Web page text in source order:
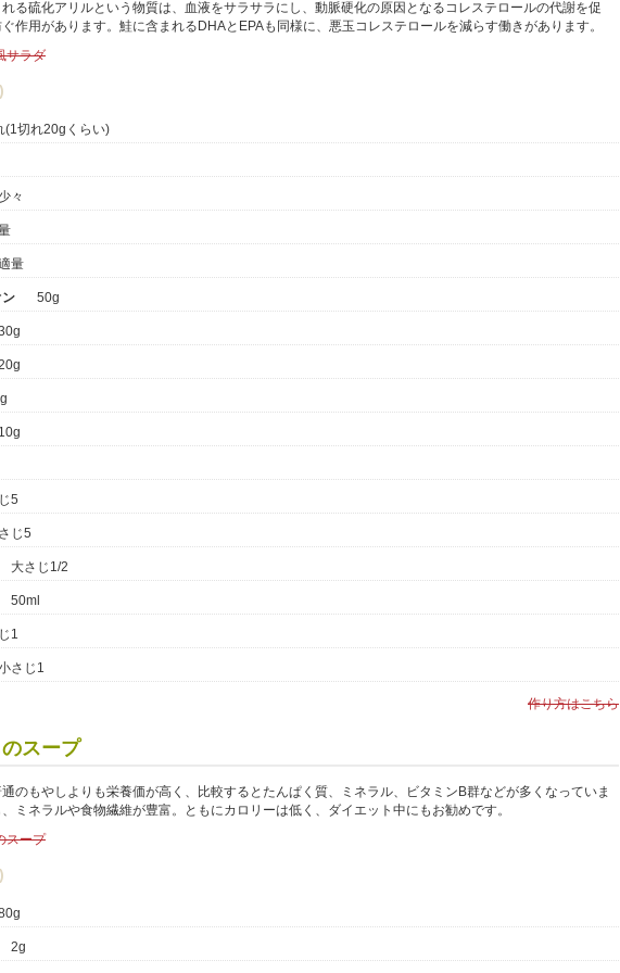
る硫化アリルという物質は、血液をサラサラにし、動脈硬化の原因となるコレステロールの代謝を促
作用があります。鮭に含まれるDHAとEPAも同様に、悪玉コレステロールを減らす働きがあります。
(1切れ20gくらい)
少々
量
ン 50g
10g
5
じ5
大さじ1/2
50ml
1
さじ1
作り方はこちら
スープ
のもやしよりも栄養価が高く、比較するとたんぱく質、ミネラル、ビタミンB群などが多くなっていま
ミネラルや食物繊維が豊富。ともにカロリーは低く、ダイエット中にもお勧めです。
2g